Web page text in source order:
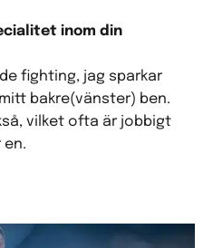
inom din
fighting, jag sparkar
bakre(vänster) ben.
vilket ofta är jobbigt
en.